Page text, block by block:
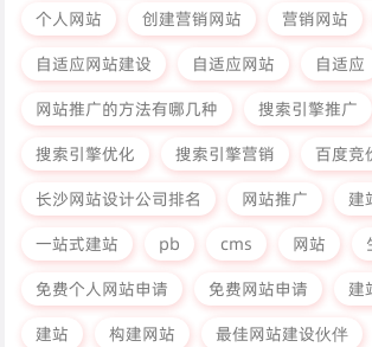
个人网站
创建营销网站 营销网站
自适应网站建设
自适应网站
自适应
网站推广的方法有哪几种
搜索引擎推广
搜索引擎优化
搜索引擎营销 百度竞
长沙网站设计公司排名
网站推广
建
一站式建站
pb cms 网站
免费个人网站申请
免费网站申请
建
建站
构建网站
最佳网站建设伙伴